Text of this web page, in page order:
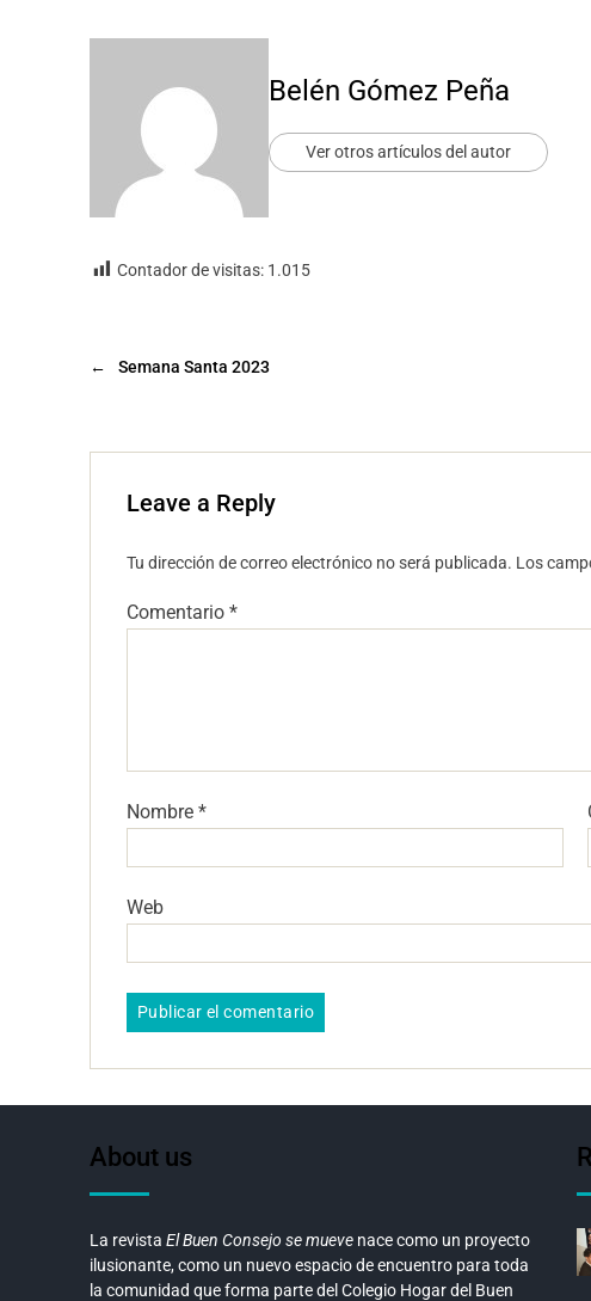
Belén Gómez Peña
Ver otros artículos del autor
Contador de visitas: 1.015
← Semana Santa 2023
Leave a Reply
Tu dirección de correo electrónico no será publicada. Los
Comentario *
Nombre *
Web
About us
La revista El Buen Consejo se mueve nace como un proyecto
ilusionante, como un nuevo espacio de encuentro para toda
la comunidad que forma parte del Colegio Hogar del Buen